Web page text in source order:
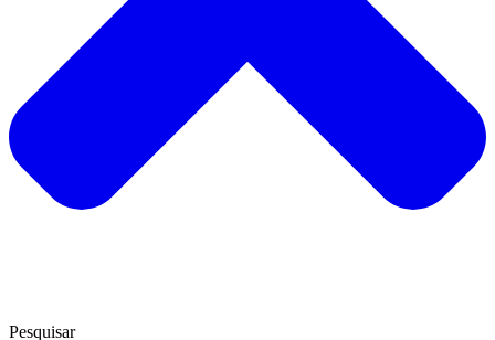
Pesquisar